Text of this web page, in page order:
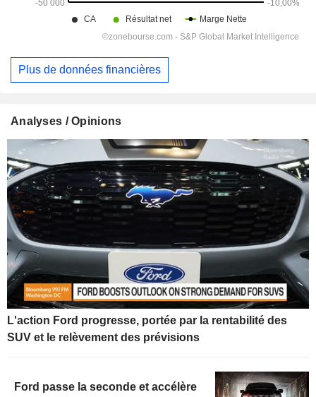
Plus de données financières
Analyses / Opinions
L'action Ford progresse, portée par la rentabilité des
SUV et le relèvement des prévisions
Ford passe la seconde et accélère